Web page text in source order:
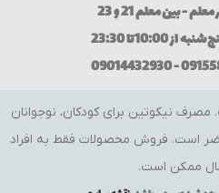
- بین معلم 21 و 23
تا 23:30
نیکوتین برای کودکان، نوجوانان
مضر است. فروش محصولات فقط به افراد